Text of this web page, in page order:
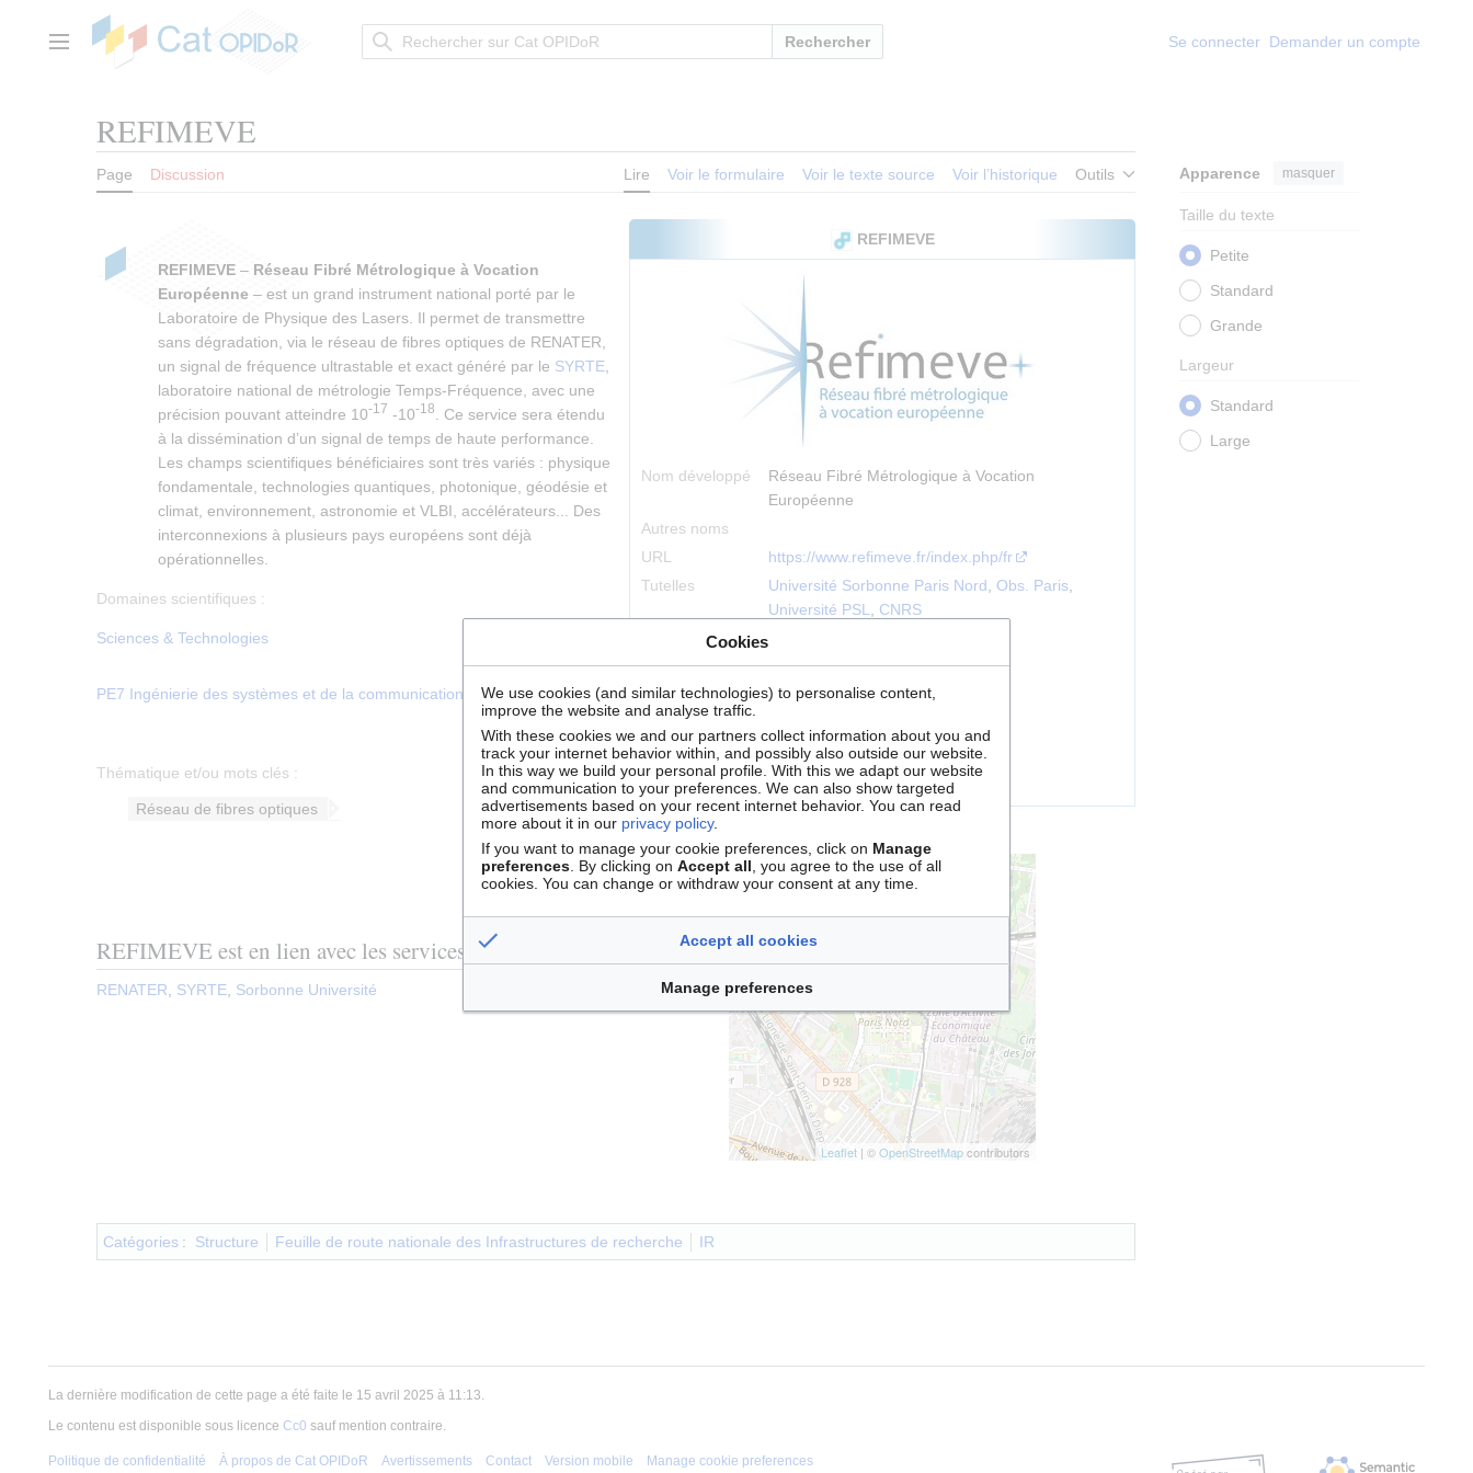
contenuMenu principal Rechercher Se connecter Demander un compte
REFIMEVE
Page Discussion Lire Voir le formulaire Voir le texte source Voir l’historique Outils Apparence masquer
Taille du texte
Petite
Standard
Grande
Largeur
Standard
Large
REFIMEVE
Nom développé
Réseau Fibré Métrologique à Vocation
Européenne
Autres noms
URL
https://www.refimeve.fr/index.php/fr
Tutelles
Université Sorbonne Paris Nord, Obs. Paris,
Université PSL, CNRS
Infrastructure
nationale
IR
Type
d'infrastructure
Distribuée
Localisation Villetaneuse
+
Leaflet | ©OpenStreetMapcontributors
REFIMEVE – Réseau Fibré Métrologique à Vocation
Européenne – est un grand instrument national porté par le
Laboratoire de Physique des Lasers. Il permet de transmettre
sans dégradation, via le réseau de fibres optiques de RENATER,
un signal de fréquence ultrastable et exact généré par le SYRTE
laboratoire national de métrologie Temps-Fréquence, avec une
précision pouvant atteindre 10-17 -10-18
. Ce service sera étendu
à la dissémination d’un signal de temps de haute performance.
Les champs scientifiques bénéficiaires sont très variés : physique
fondamentale, technologies quantiques, photonique, géodésie et
climat, environnement, astronomie et VLBI, accélérateurs... Des
interconnexions à plusieurs pays européens sont déjà
opérationnelles.
Domaines scientifiques :
Sciences & Technologies
PE7 Ingénierie des systèmes et de la communication
Thématique et/ou mots clés :
Réseau de fibres optiques
REFIMEVE est en lien avec les services et structures
RENATER, SYRTE, Sorbonne Université
Catégories : Structure Feuille de route nationale des Infrastructures de recherche IR
La dernière modification de cette page a été faite le 15 avril 2025 à 11:13.
Le contenu est disponible sous licence Cc0 sauf mention contraire.
Politique de confidentialité À propos de Cat OPIDoR Avertissements Contact Version mobile Manage cookie preferences
Cookies
We use cookies (and similar technologies) to personalise content,
improve the website and analyse traffic.
With these cookies we and our partners collect information about you and
track your internet behavior within, and possibly also outside our website.
In this way we build your personal profile. With this we adapt our website
and communication to your preferences. We can also show targeted
advertisements based on your recent internet behavior. You can read
more about it in our privacy policy.
If you want to manage your cookie preferences, click on Manage
preferences. By clicking on Accept all, you agree to the use of all
cookies. You can change or withdraw your consent at any time.
Accept all cookies
Manage preferences